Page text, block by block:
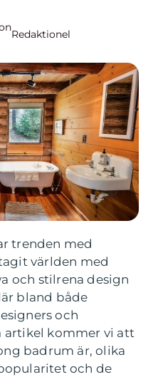
Redaktionel
trenden med
världen med
och stilrena design
bland både
och
artikel kommer vi att
badrum är, olika
och de